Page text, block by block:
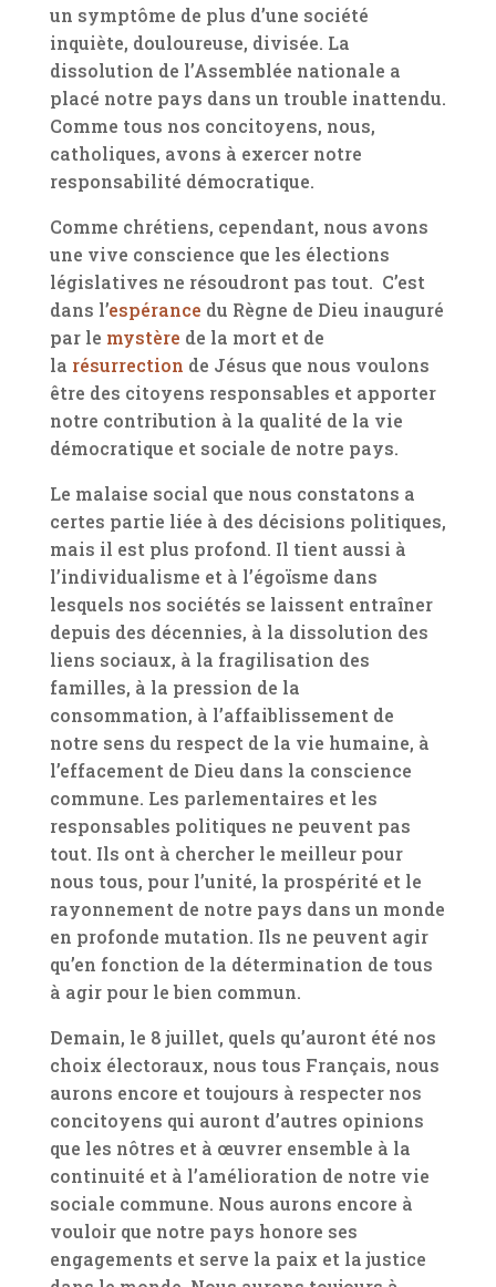
un symptôme de plus d’une société
inquiète, douloureuse, divisée. La
dissolution de l’Assemblée nationale a
placé notre pays dans un trouble inattendu.
Comme tous nos concitoyens, nous,
catholiques, avons à exercer notre
responsabilité démocratique.
Comme chrétiens, cependant, nous avons
une vive conscience que les élections
législatives ne résoudront pas tout. C’est
dans l’espérance du Règne de Dieu inauguré
par le mystère de la mort et de
la résurrection de Jésus que nous voulons
être des citoyens responsables et apporter
notre contribution à la qualité de la vie
démocratique et sociale de notre pays.
Le malaise social que nous constatons a
certes partie liée à des décisions politiques,
mais il est plus profond. Il tient aussi à
l’individualisme et à l’égoïsme dans
lesquels nos sociétés se laissent entraîner
depuis des décennies, à la dissolution des
liens sociaux, à la fragilisation des
familles, à la pression de la
consommation, à l’affaiblissement de
notre sens du respect de la vie humaine, à
l’effacement de Dieu dans la conscience
commune. Les parlementaires et les
responsables politiques ne peuvent pas
tout. Ils ont à chercher le meilleur pour
nous tous, pour l’unité, la prospérité et le
rayonnement de notre pays dans un monde
en profonde mutation. Ils ne peuvent agir
qu’en fonction de la détermination de tous
à agir pour le bien commun.
Demain, le 8 juillet, quels qu’auront été nos
choix électoraux, nous tous Français, nous
aurons encore et toujours à respecter nos
concitoyens qui auront d’autres opinions
que les nôtres et à œuvrer ensemble à la
continuité et à l’amélioration de notre vie
sociale commune. Nous aurons encore à
vouloir que notre pays honore ses
engagements et serve la paix et la justice